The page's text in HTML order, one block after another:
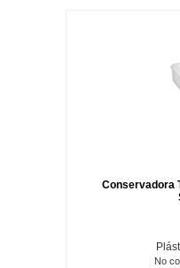
Conservadora
No